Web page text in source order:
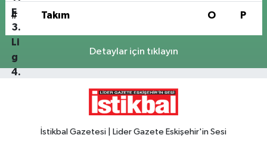
# Takım O P
Detaylar için tıklayın
İstikbal Gazetesi | Lider Gazete Eskişehir'in Sesi